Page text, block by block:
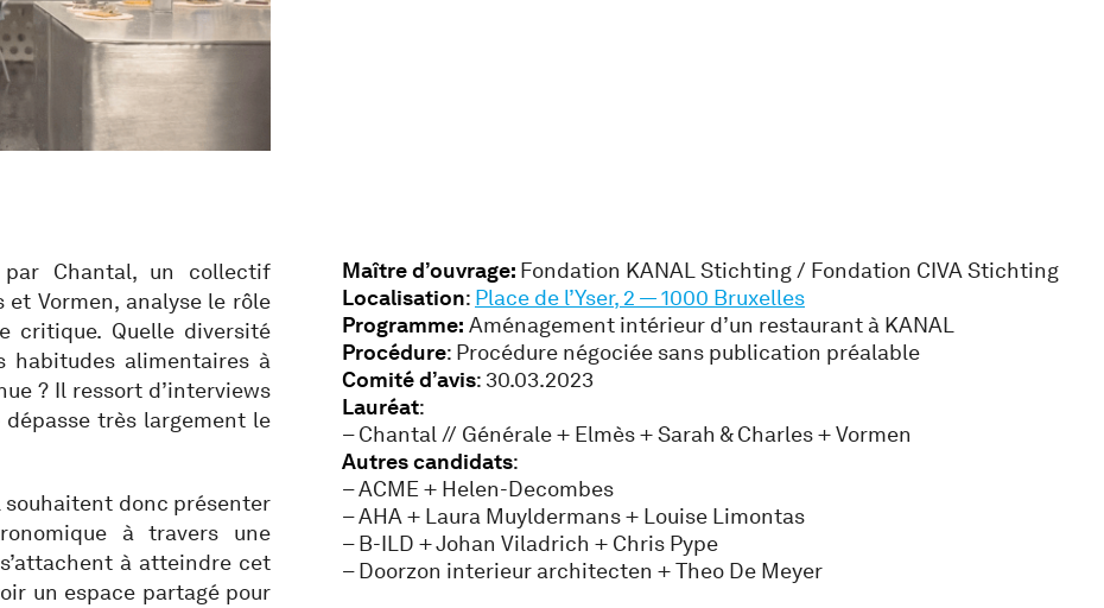
Chantal, un collectif
et Vormen, analyse le rôle
critique. Quelle diversité
habitudes alimentaires à
? Il ressort d’interviews
très largement le
donc présenter
à travers une
à atteindre cet
un espace partagé pour
Maître d’ouvrage: Fondation KANAL Stichting / Fondation CIVA Stichting
Localisation: Place de l’Yser, 2 — 1000 Bruxelles
Programme: Aménagement intérieur d’un restaurant à KANAL
Procédure: Procédure négociée sans publication préalable
Comité d’avis: 30.03.2023
Lauréat:
– Chantal // Générale + Elmès + Sarah & Charles + Vormen
Autres candidats:
– ACME + Helen-Decombes
– AHA + Laura Muyldermans + Louise Limontas
– B-ILD + Johan Viladrich + Chris Pype
– Doorzon interieur architecten + Theo De Meyer